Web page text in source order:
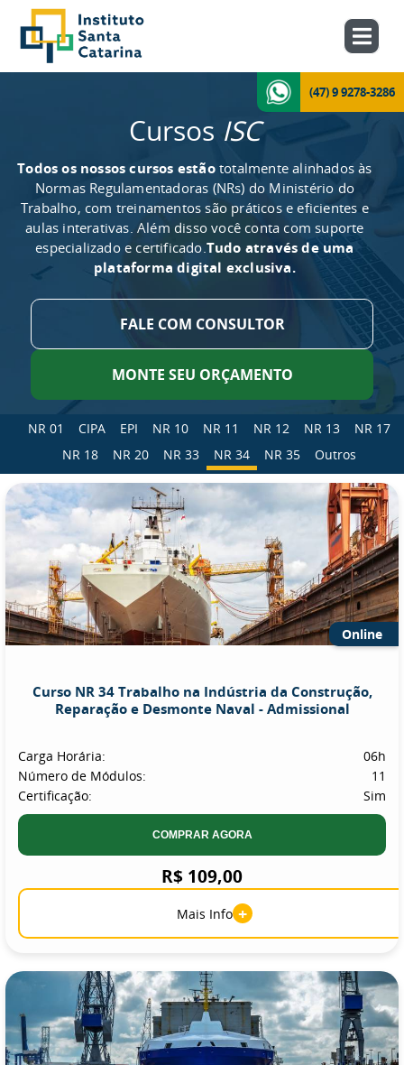
(47) 9 9278-3286
Cursos ISC
Todos os nossos cursos estãototalmente alinhados às
Normas Regulamentadoras (NRs) do Ministério do
Trabalho, com treinamentos são práticos e eficientes e
aulas interativas. Além disso você conta com suporte
especializado e certificado.Tudo através de uma
plataforma digital exclusiva.
FALE COM CONSULTOR
MONTE SEU ORÇAMENTO
NR 01 CIPA EPI NR 10 NR 11 NR 12 NR 13
NR 17
NR 18
NR 20 NR 33 NR 34 NR 35 Outros
Online
Curso NR 34 Trabalho na Indústria da Construção,
Reparação e Desmonte Naval - Admissional
Carga Horária:
06h
Número de Módulos:
11
Certificação:
Sim
COMPRAR AGORA
R$ 109,00
Mais Info +